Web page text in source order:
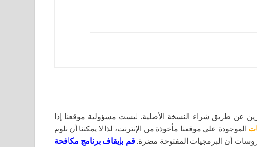
طريق شراء النسخة الأصلية. ليست مسؤولية موقعنا إذا
الموجودة على موقعنا مأخوذة من الإنترنت، لذا لا يمكننا أن نلوم
أن البرمجيات المفتوحة مضرة.قم بإيقاف برنامج مكافحة